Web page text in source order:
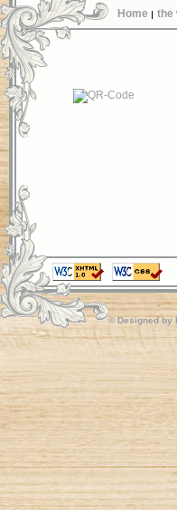
Home the
© Designed by